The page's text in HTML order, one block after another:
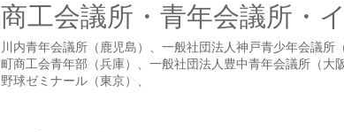
商工会議所・青年会議所・
川内青年会議所（鹿児島）、一般社団法人神戸青少年会議所
町商工会青年部（兵庫）、一般社団法人豊中青年会議所（大
野球ゼミナール（東京）、